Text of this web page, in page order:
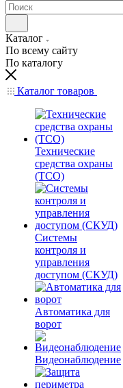
Каталог
По всему сайту
По каталогу
Каталог товаров
Технические
средства охраны
(ТСО)
Системы
контроля и
управления
доступом (СКУД)
Автоматика для
ворот
Видеонаблюдение